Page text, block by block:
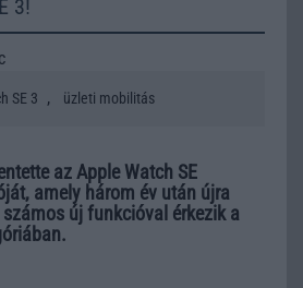
3!
SE 3 , üzleti mobilitás
az Apple Watch SE
amely három év után újra
új funkcióval érkezik a